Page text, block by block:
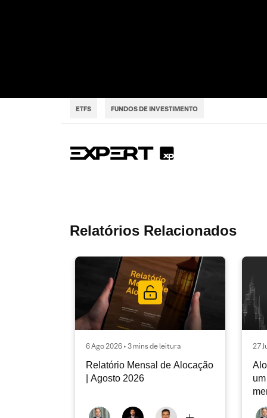
ETFS FUNDOS DE INVESTIMENTO
Relatórios Relacionados
6 Ago 2026 • 3 mins de leitura
Relatório Mensal de Alocação
| Agosto 2026
27